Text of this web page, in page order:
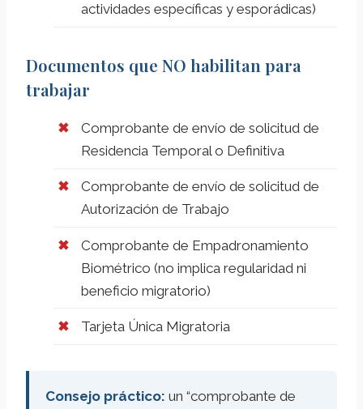
actividades específicas y esporádicas)
Documentos que NO habilitan para
trabajar
Comprobante de envío de solicitud de
Residencia Temporal o Definitiva
Comprobante de envío de solicitud de
Autorización de Trabajo
Comprobante de Empadronamiento
Biométrico (no implica regularidad ni
beneficio migratorio)
Tarjeta Única Migratoria
Consejo práctico: un “comprobante de